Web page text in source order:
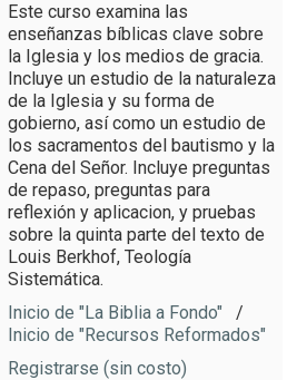
Este curso examina las
enseñanzas bíblicas clave sobre
la Iglesia y los medios de gracia.
Incluye un estudio de la naturaleza
de la Iglesia y su forma de
gobierno, así como un estudio de
los sacramentos del bautismo y la
Cena del Señor. Incluye preguntas
de repaso, preguntas para
reflexión y aplicacion, y pruebas
sobre la quinta parte del texto de
Louis Berkhof, Teología
Sistemática.
Inicio de "La Biblia a Fondo"/
Inicio de "Recursos Reformados"
Registrarse (sin costo)